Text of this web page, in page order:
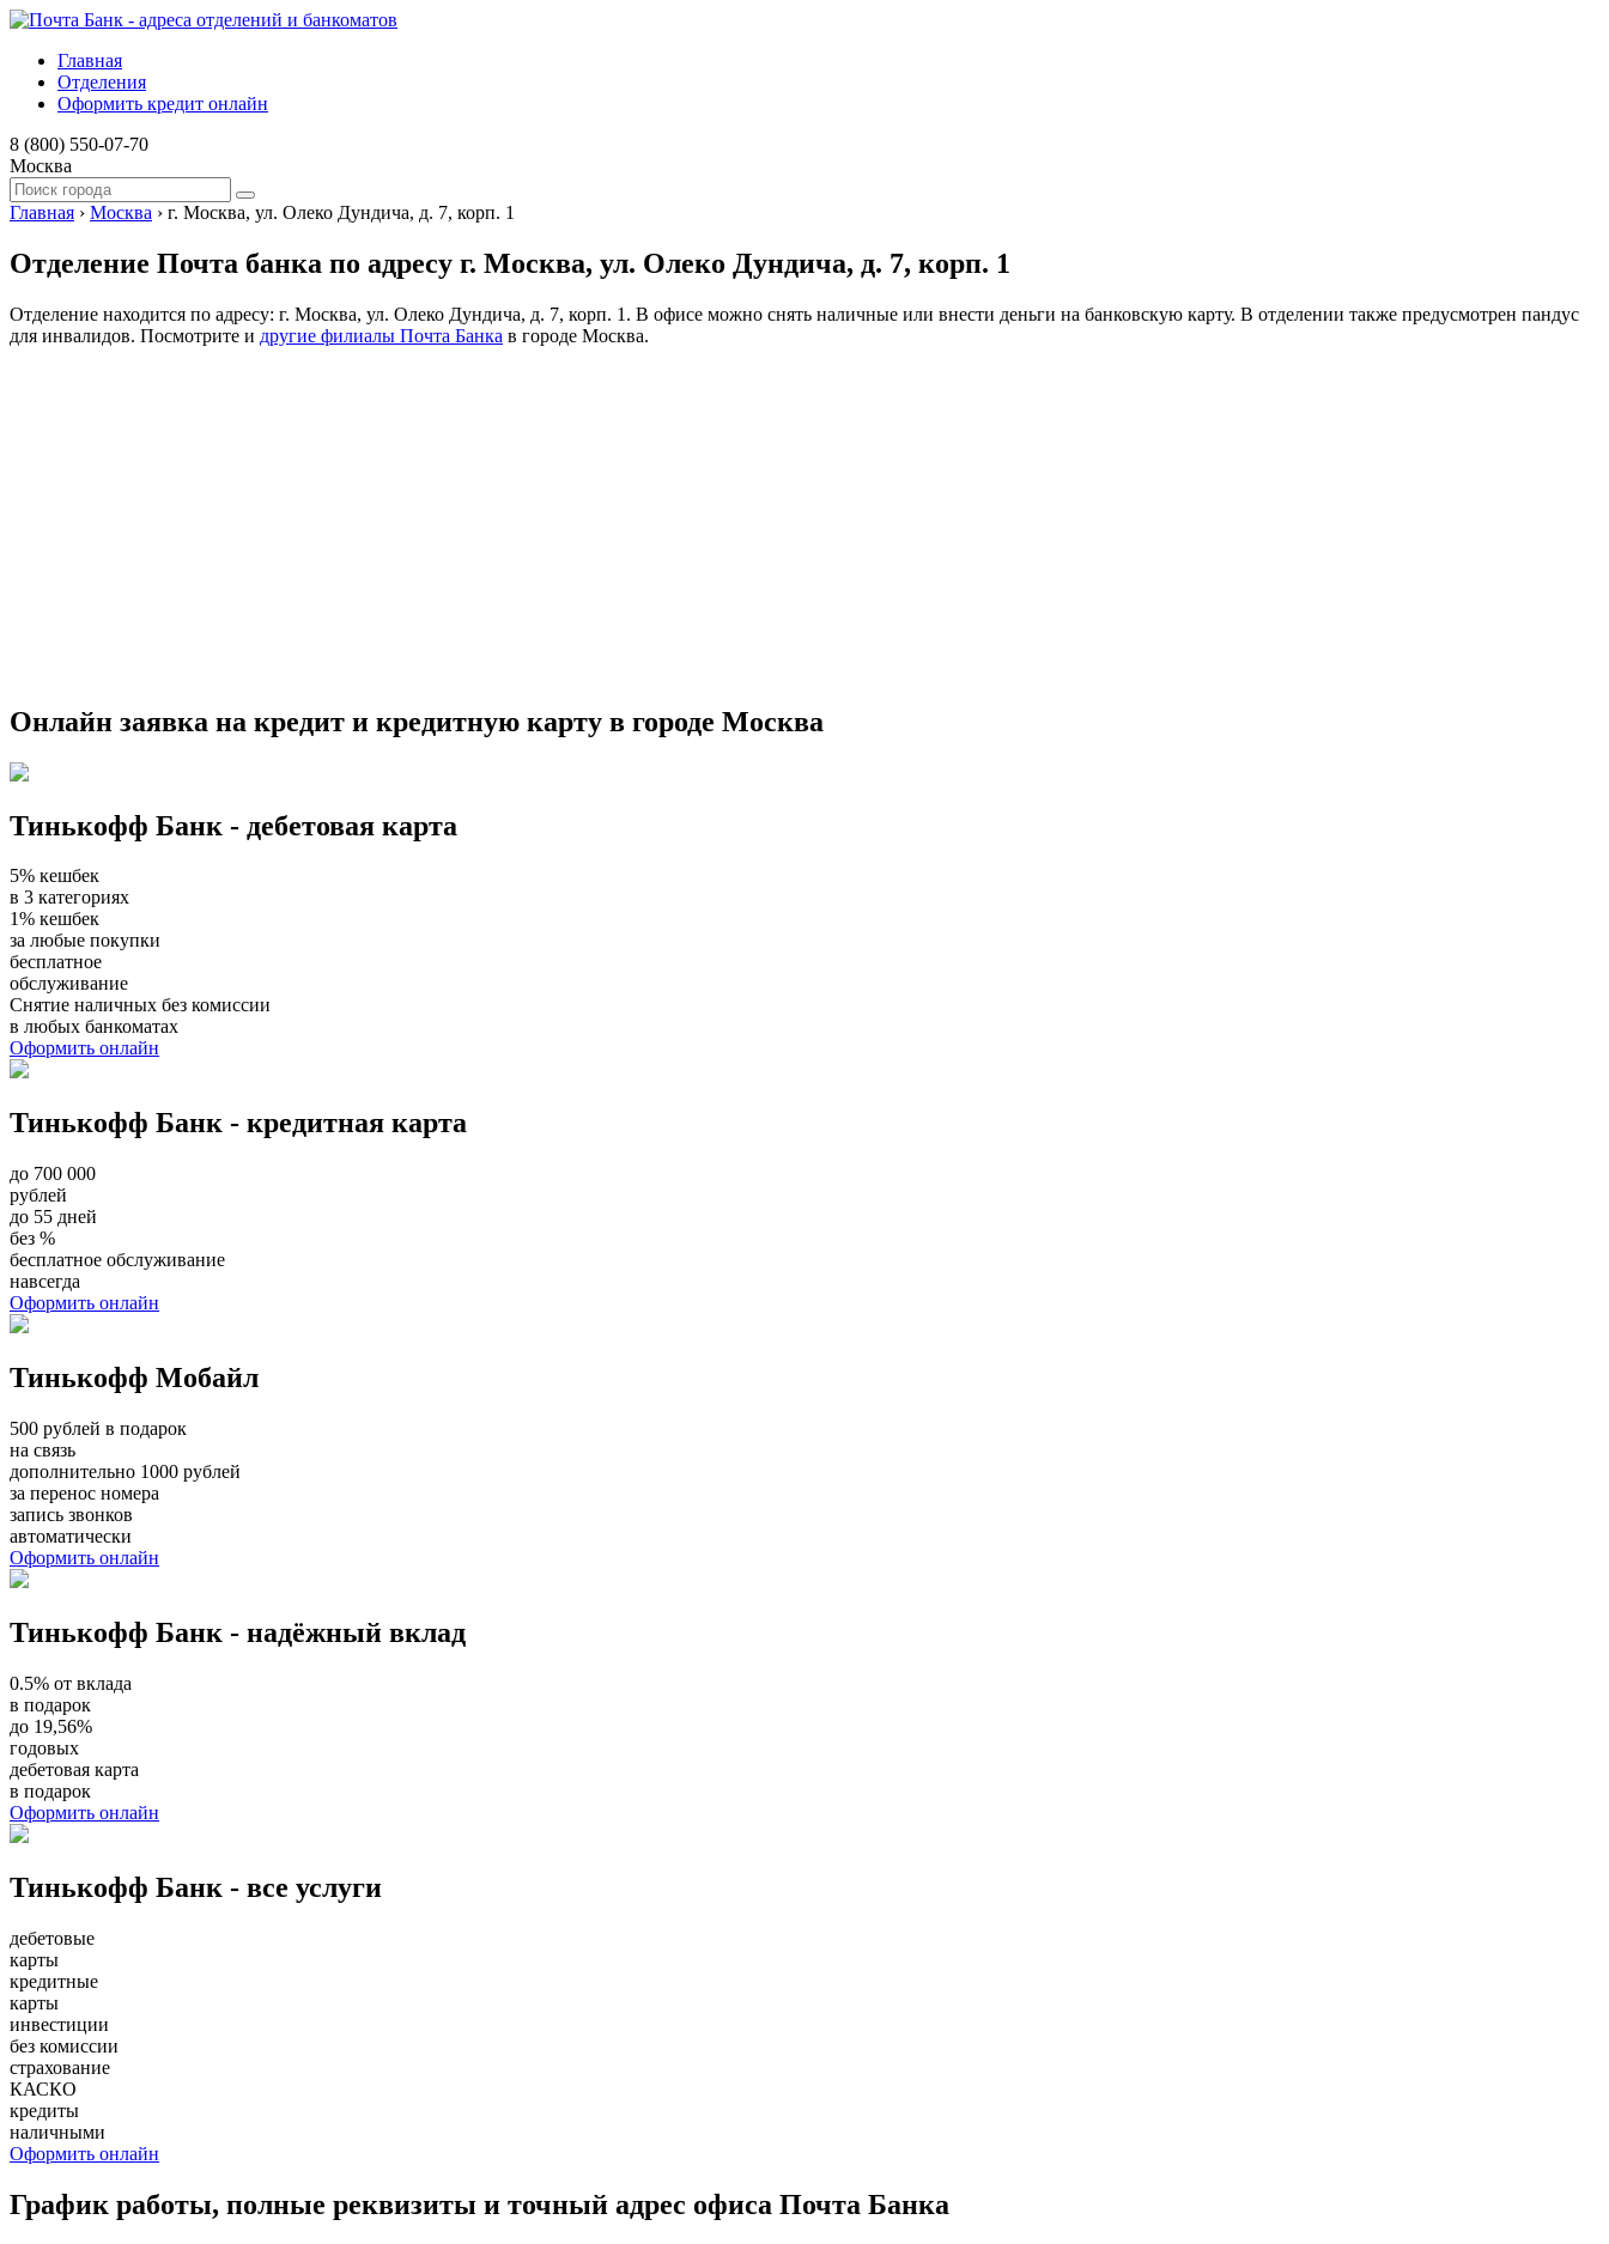
Главная
Отделения
Оформить кредит онлайн
8 (800) 550-07-70
Москва
Главная › Москва › г. Москва, ул. Олеко Дундича, д. 7, корп. 1
Отделение Почта банка по адресу г. Москва, ул. Олеко Дундича, д. 7, корп. 1
Отделение находится по адресу: г. Москва, ул. Олеко Дундича, д. 7, корп. 1. В офисе можно снять наличные или внести деньги на банковскую карту. В отделении также предусмотрен пандус
для инвалидов. Посмотрите и другие филиалы Почта Банка в городе Москва.
Онлайн заявка на кредит и кредитную карту в городе Москва
Тинькофф Банк - дебетовая карта
5% кешбек
в 3 категориях
1% кешбек
за любые покупки
бесплатное
обслуживание
Снятие наличных без комиссии
в любых банкоматах
Оформить онлайн
Тинькофф Банк - кредитная карта
до 700 000
рублей
до 55 дней
без %
бесплатное обслуживание
навсегда
Оформить онлайн
Тинькофф Мобайл
500 рублей в подарок
на связь
дополнительно 1000 рублей
за перенос номера
запись звонков
автоматически
Оформить онлайн
Тинькофф Банк - надёжный вклад
0.5% от вклада
в подарок
до 19,56%
годовых
дебетовая карта
в подарок
Оформить онлайн
Тинькофф Банк - все услуги
дебетовые
карты
кредитные
карты
инвестиции
без комиссии
страхование
КАСКО
кредиты
наличными
Оформить онлайн
График работы, полные реквизиты и точный адрес офиса Почта Банка